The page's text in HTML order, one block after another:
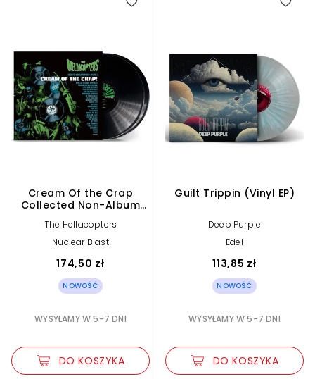
Cream Of the Crap
Collected Non-Album
Black)
The Hellacopters
Nuclear Blast
174,50 zł
NOWOŚĆ
WYSYŁAMY W 5-7 DNI
DO KOSZYKA
Guilt Trippin (Vinyl EP)
Deep Purple
Edel
113,85 zł
NOWOŚĆ
WYSYŁAMY W 5-7 DNI
DO KOSZYKA